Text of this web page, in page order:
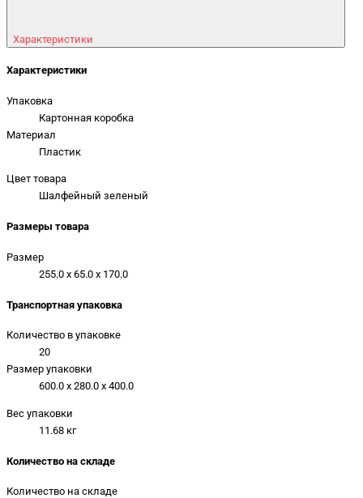
Характеристики
Характеристики
Упаковка
Картонная коробка
Материал
Пластик
Цвет товара
Шалфейный зеленый
Размеры товара
Размер
255.0 x 65.0 x 170.0
Транспортная упаковка
Количество в упаковке
20
Размер упаковки
600.0 x 280.0 x 400.0
Вес упаковки
11.68 кг
Количество на складе
Количество на складе